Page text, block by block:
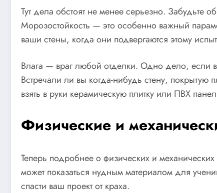
Тут дела обстоят не менее серьезно. Забудьте
Морозостойкость — это особенно важный
ваши стены, когда они подвергаются этому
Влага — враг любой отделки. Одно дело, если
Встречали ли вы когда-нибудь стену,
взять в руки керамическую плитку или ПВХ
Физические и
Теперь подробнее о физических и
может показаться нудным материалом для
спасти ваш проект от краха.